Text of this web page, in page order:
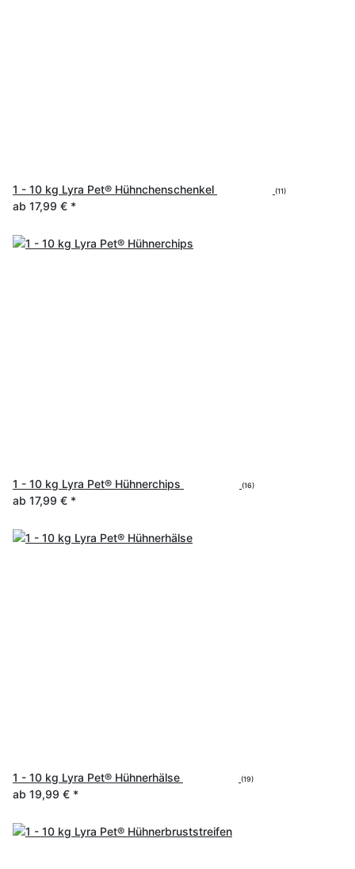
1 - 10 kg Lyra Pet® Hühnchenschenkel (11)
ab 17,99 € *
1 - 10 kg Lyra Pet® Hühnerchips (16)
ab 17,99 € *
1 - 10 kg Lyra Pet® Hühnerhälse (19)
ab 19,99 € *